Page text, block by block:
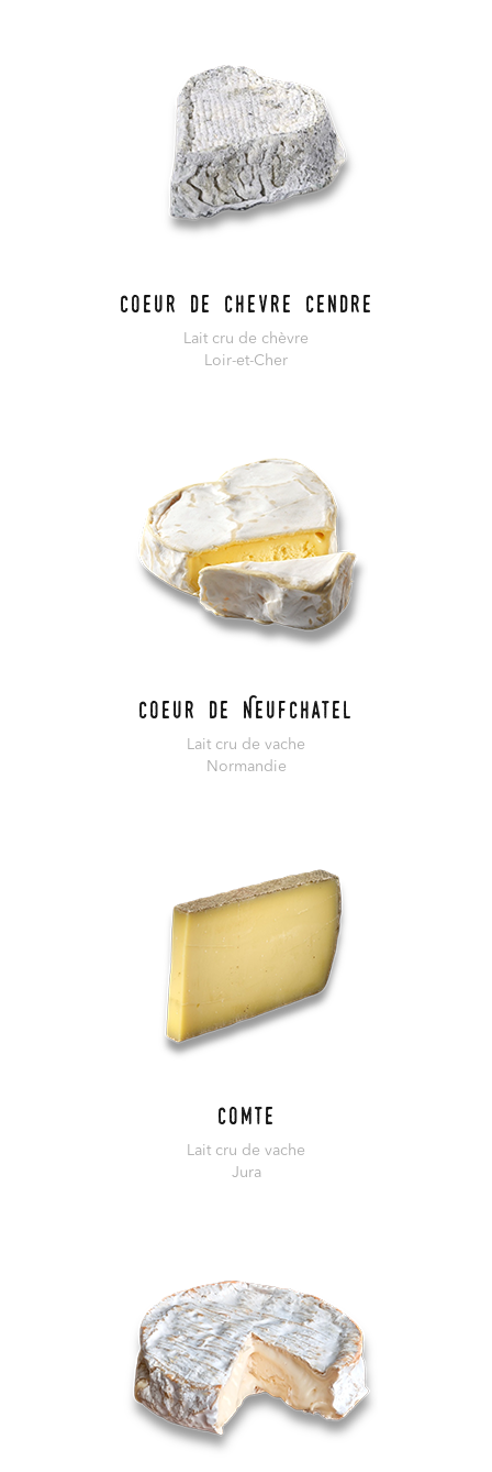
Coeur de chevre cendre
Lait cru de chèvre
Loir-et-Cher
Coeur de Neufchatel
Lait cru de vache
Normandie
Comte
Lait cru de vache
Jura